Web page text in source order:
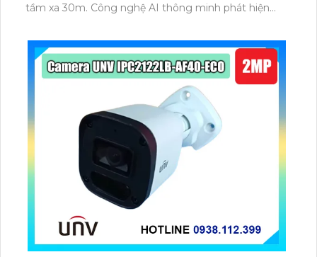
tầm xa 30m. Công nghệ AI thông minh phát hiện
trường nhiệt độ rộng: -30°C đến 60°C